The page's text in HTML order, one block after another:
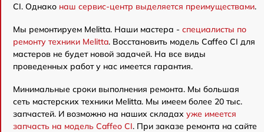
CI. Однако наш сервис-центр выделяется преимуществами.
Мы ремонтируем Melitta. Наши мастера - специалисты по
ремонту техники Melitta. Восстановить модель Caffeo CI для
мастеров не будет новой задачей. На все виды
проведенных работ у нас имеется гарантия.
Минимальные сроки выполнения ремонта. Мы большая
сеть мастерских техники Melitta. Мы имеем более 20 тыс.
запчастей. И возможно на наших складах уже имеется
запчасть на модель Caffeo CI. При заказе ремонта на сайте